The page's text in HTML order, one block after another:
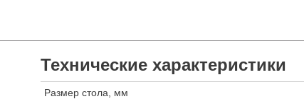
Технические характеристики
Размер стола, мм